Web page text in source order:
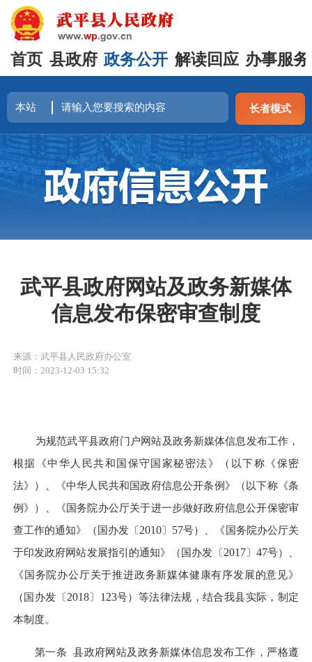
首页 县政府 政务公开 解读回应 办事服务
长者模式
武平县政府网站及政务新媒体
信息发布保密审查制度
来源：武平县人民政府办公室
时间：2023-12-03 15:32
为规范武平县政府门户网站及政务新媒体信息发布工作，
根据《中华人民共和国保守国家秘密法》（以下称《保密
法》）、《中华人民共和国政府信息公开条例》（以下称《条
例》）、《国务院办公厅关于进一步做好政府信息公开保密审
查工作的通知》（国办发〔2010〕 57号）、《国务院办公厅关
于印发政府网站发展指引的通知》（国办发〔2017〕 47号）、
《国务院办公厅关于推进政务新媒体健康有序发展的意见》
（国办发〔2018〕 123号）等法律法规，结合我县实际，制定
本制度。
第一条 县政府网站及政务新媒体信息发布工作，严格遵